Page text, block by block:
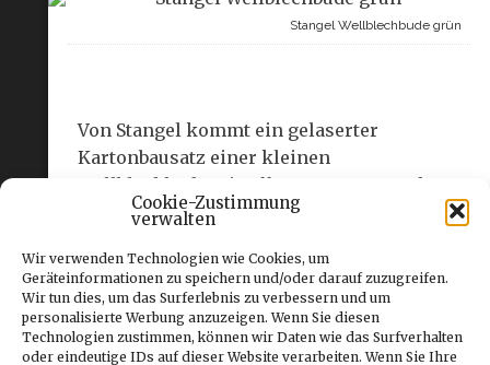
Cookie-Zustimmung
verwalten
Wir verwenden Technologien wie Cookies, um
Geräteinformationen zu speichern und/oder darauf zuzugreifen.
Wir tun dies, um das Surferlebnis zu verbessern und um
personalisierte Werbung anzuzeigen. Wenn Sie diesen
Technologien zustimmen, können wir Daten wie das Surfverhalten
oder eindeutige IDs auf dieser Website verarbeiten. Wenn Sie Ihre
Stangel Wellblechbude grün
Von Stangel kommt ein gelaserter
Kartonbausatz einer kleinen
Wellblechbude mit offenem Unterstand.
Die kann als Haltestelle oder auch
Schuppen Verwendung finden. Es gibt das
Modell in drei gedeckten Farben: Graublau,
graugrün und grau. Die farbigen
Ausführungen sind nicht bunt, sondern